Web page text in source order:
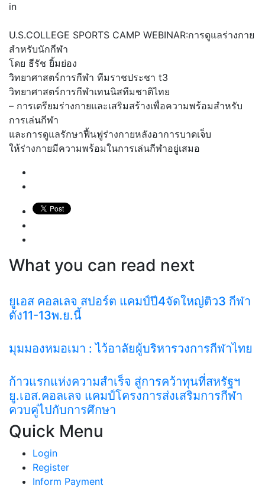
in
U.S.COLLEGE​ SPORTS​ CAMP​ WEBINAR​:การดูแลร่างกาย
สำหรับนักกีฬา
โดย​ ธีรัช ยิ้มย่อง
วิทยาศาสตร์การกีฬา ทีมราชประชา t3
วิทยาศาสตร์การกีฬาเทนนิสทีมชาติไทย
– การเตรียมร่างกายและเสริมสร้างเพื่อความพร้อมสำหรับ
การเล่นกีฬา
และการดูแลรักษาฟื้นฟูร่างกายหลังอาการบาดเจ็บ
ให้ร่างกายมีความพร้อมในการเล่นกีฬาอยู่เสมอ
What you can read next
ยูเอส คอลเลจ สปอร์ต แคมป์ปี4จัดใหญ่ติว3 กีฬา
ดัง11-13พ.ย.นี้
มุมมองหมอเมา : ไว้อาลัยผู้บริหารวงการกีฬาไทย
ก้าวแรกแห่งความสำเร็จ สู่การคว้าทุนที่สหรัฐฯ
ยู.เอส.คอลเลจ แคมป์โครงการส่งเสริมการกีฬา
ควบคู่ไปกับการศึกษา
Quick Menu
Login
Register
Inform Payment